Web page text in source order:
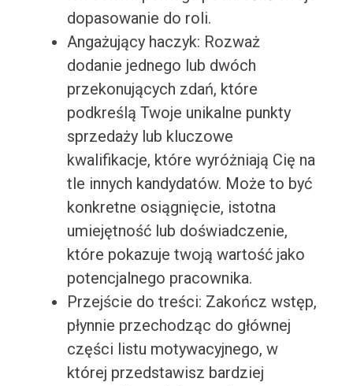
dopasowanie do roli.
Angażujący haczyk: Rozważ
dodanie jednego lub dwóch
przekonujących zdań, które
podkreślą Twoje unikalne punkty
sprzedaży lub kluczowe
kwalifikacje, które wyróżniają Cię na
tle innych kandydatów. Może to być
konkretne osiągnięcie, istotna
umiejętność lub doświadczenie,
które pokazuje twoją wartość jako
potencjalnego pracownika.
Przejście do treści: Zakończ wstęp,
płynnie przechodząc do głównej
części listu motywacyjnego, w
której przedstawisz bardziej